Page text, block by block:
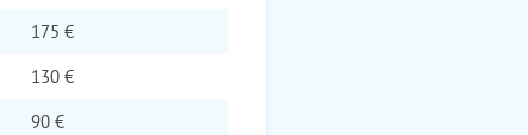
175 €
130 €
90 €